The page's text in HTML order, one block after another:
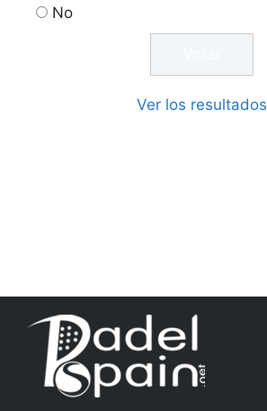
No
Ver los resultados